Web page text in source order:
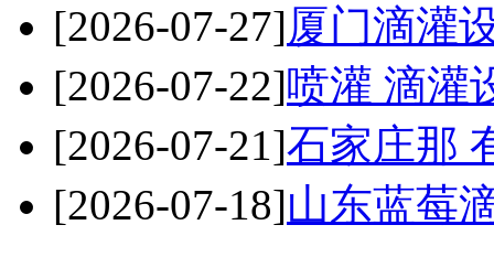
[2026-07-27]厦门滴灌
[2026-07-22]喷灌 滴灌
[2026-07-21]石家庄那
[2026-07-18]山东蓝莓